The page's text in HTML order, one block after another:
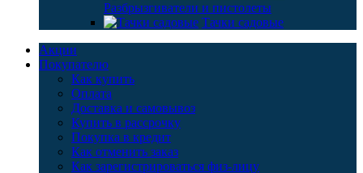
Разбрызгиватели и пистолеты
Тачки садовые
Акции
Покупателю
Как купить
Оплата
Доставка и самовывоз
Купить в рассрочку
Покупка в кредит
Как отменить заказ
Как зарегистрироваться физ-лицу